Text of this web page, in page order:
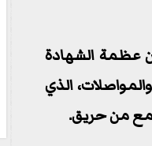
عظمة الشهادة
الذي
من حريق.